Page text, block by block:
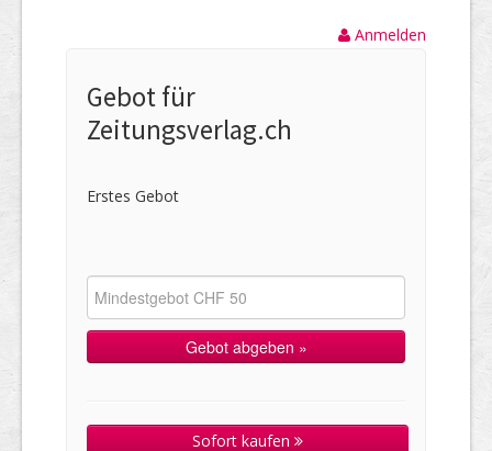
Anmelden
Gebot für
Zeitungsverlag.ch
Erstes Gebot
Sofort kaufen